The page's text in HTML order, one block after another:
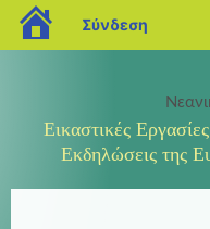
περιεχόμενοΕικαστικές
Εκδηλώσεις της
blogs.sch.gr
Σύνδεση